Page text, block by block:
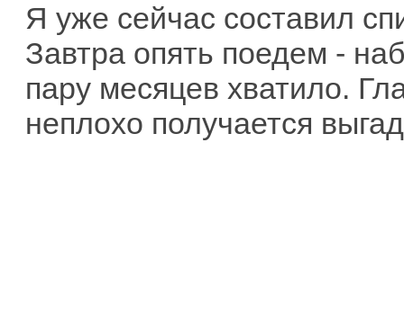
Я уже сейчас составил
Завтра опять поедем -
пару месяцев хватило.
неплохо получается